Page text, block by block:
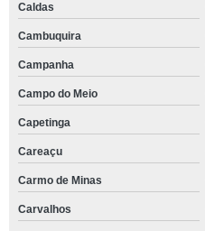
Caldas
Cambuquira
Campanha
Campo do Meio
Capetinga
Careaçu
Carmo de Minas
Carvalhos